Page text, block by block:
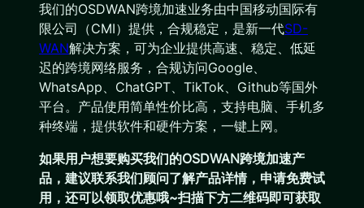
我们的OSDWAN跨境加速业务由中国移动国际有
限公司（CMI）提供，合规稳定，是新一代SD-
WAN解决方案，可为企业提供高速、稳定、低延
迟的跨境网络服务，合规访问Google、
WhatsApp、ChatGPT、TikTok、Github等国外
平台。产品使用简单性价比高，支持电脑、手机多
种终端，提供软件和硬件方案，一键上网。
如果用户想要购买我们的OSDWAN跨境加速产
品，建议联系我们顾问了解产品详情，申请免费试
用，还可以领取优惠哦~扫描下方二维码即可获取